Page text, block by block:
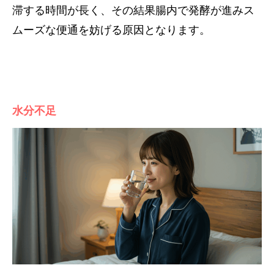
滞する時間が長く、その結果腸内で発酵が進みス
ムーズな便通を妨げる原因となります。
水分不足